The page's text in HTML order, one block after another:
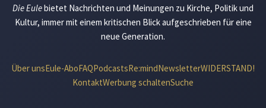
Die Eulebietet Nachrichten und Meinungen zu Kirche, Politik und
Kultur, immer mit einem kritischen Blick aufgeschrieben für eine
neue Generation.
Über unsEule-AboFAQPodcastsRe:mindNewsletterWIDERSTAND!
KontaktWerbung schaltenSuche